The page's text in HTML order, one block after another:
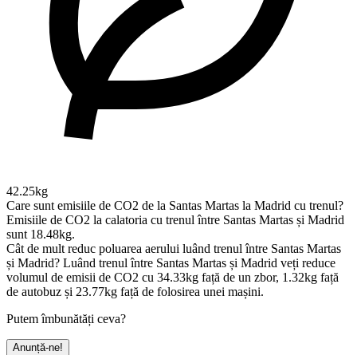
42.25kg
Care sunt emisiile de CO2 de la Santas Martas la Madrid cu trenul?
Emisiile de CO2 la calatoria cu trenul între Santas Martas și Madrid
sunt 18.48kg.
Cât de mult reduc poluarea aerului luând trenul între Santas Martas
și Madrid? Luând trenul între Santas Martas și Madrid veți reduce
volumul de emisii de CO2 cu 34.33kg față de un zbor, 1.32kg față
de autobuz și 23.77kg față de folosirea unei mașini.
Putem îmbunătăți ceva?
Anunță-ne!